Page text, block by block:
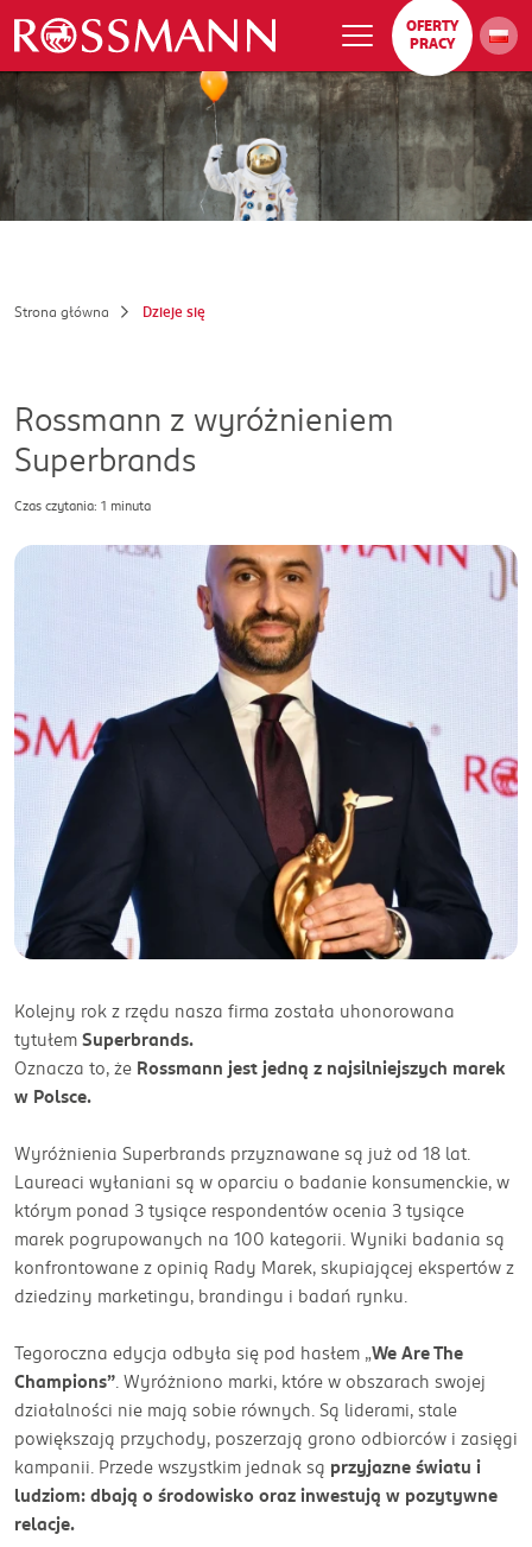
OFERTY
PRACY
Strona główna Dzieje się
Rossmann z wyróżnieniem
Superbrands
Czas czytania: 1 minuta
Kolejny rok z rzędu nasza firma została uhonorowana
tytułem Superbrands.
Oznacza to, że Rossmann jest jedną z najsilniejszych marek
w Polsce.
Wyróżnienia Superbrands przyznawane są już od 18 lat.
Laureaci wyłaniani są w oparciu o badanie konsumenckie, w
którym ponad 3 tysiące respondentów ocenia 3 tysiące
marek pogrupowanych na 100 kategorii. Wyniki badania są
konfrontowane z opinią Rady Marek, skupiającej ekspertów z
dziedziny marketingu, brandingu i badań rynku.
Tegoroczna edycja odbyła się pod hasłem „We Are The
Champions”. Wyróżniono marki, które w obszarach swojej
działalności nie mają sobie równych. Są liderami, stale
powiększają przychody, poszerzają grono odbiorców i zasięgi
kampanii. Przede wszystkim jednak są przyjazne światu i
ludziom: dbają o środowisko oraz inwestują w pozytywne
relacje.